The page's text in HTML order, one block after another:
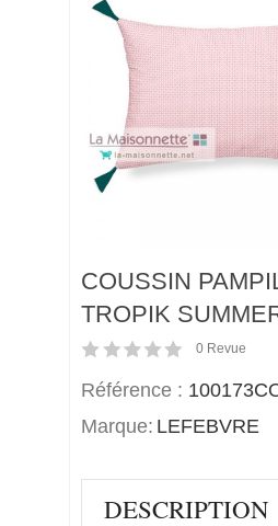
COUSSIN
TROPIK
0 Revue
Référence :
Marque: LEFEBVRE
DESCRIPTION